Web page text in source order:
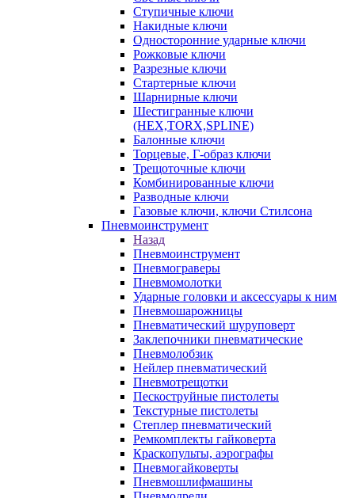
Ступичные ключи
Накидные ключи
Односторонние ударные ключи
Рожковые ключи
Разрезные ключи
Стартерные ключи
Шарнирные ключи
Шестигранные ключи
(HEX,TORX,SPLINE)
Балонные ключи
Торцевые, Г-образ ключи
Трещоточные ключи
Комбинированные ключи
Разводные ключи
Газовые ключи, ключи Стилсона
Пневмоинструмент
Назад
Пневмоинструмент
Пневмограверы
Пневмомолотки
Ударные головки и аксессуары к ним
Пневмошарожницы
Пневматический шуруповерт
Заклепочники пневматические
Пневмолобзик
Нейлер пневматический
Пневмотрещотки
Пескоструйные пистолеты
Текстурные пистолеты
Степлер пневматический
Ремкомплекты гайковерта
Краскопульты, аэрографы
Пневмогайковерты
Пневмошлифмашины